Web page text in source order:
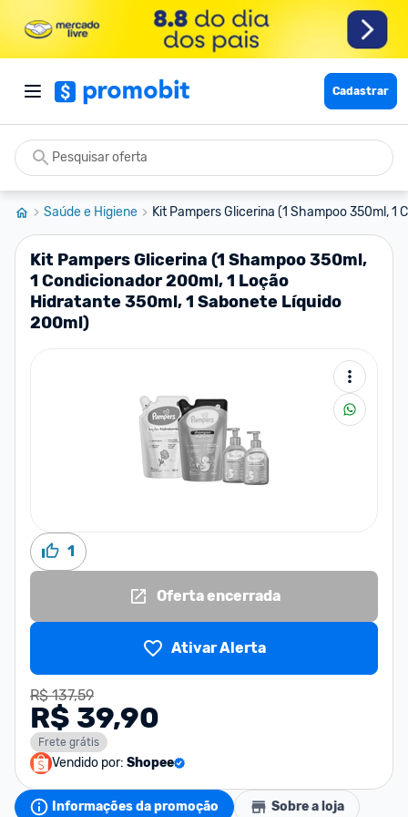
Cadastrar
Saúde e Higiene Kit Pampers Glicerina (1 Shampoo 350ml, 1
Kit Pampers Glicerina (1 Shampoo 350ml,
1 Condicionador 200ml, 1 Loção
Hidratante 350ml, 1 Sabonete Líquido
200ml)
1
Oferta encerrada
Ativar Alerta
R$ 137,59
R$ 39,90
Frete grátis
Vendido por: Shopee
Informações da promoção Sobre a loja